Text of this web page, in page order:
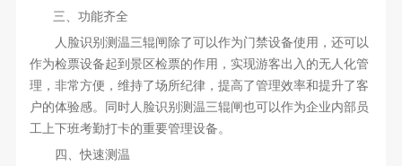
三、功能齐全
人脸识别测温三辊闸除了可以作为门禁设备使用，还可以
作为检票设备起到景区检票的作用，实现游客出入的无人化管
理，非常方便，维持了场所纪律，提高了管理效率和提升了客
户的体验感。同时人脸识别测温三辊闸也可以作为企业内部员
工上下班考勤打卡的重要管理设备。
四、快速测温